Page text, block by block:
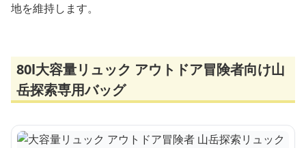
地を維持します。
80l大容量リュック アウトドア冒険者向け山
岳探索専用バッグ